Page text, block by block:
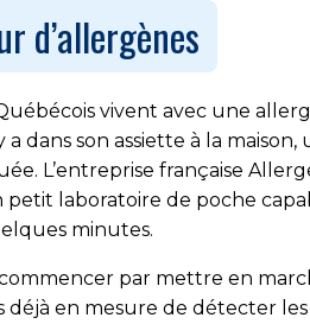
d’allergènes
vivent avec une
a dans son assiette à la
L’entreprise française
laboratoire de poche
minutes.
par mettre en
déjà en mesure de détecter